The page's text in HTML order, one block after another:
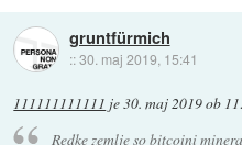
gruntfürmich
::30. maj 2019, 15:41
111111111111 je30. maj 2019 ob
Redke zemlje so bitcoini